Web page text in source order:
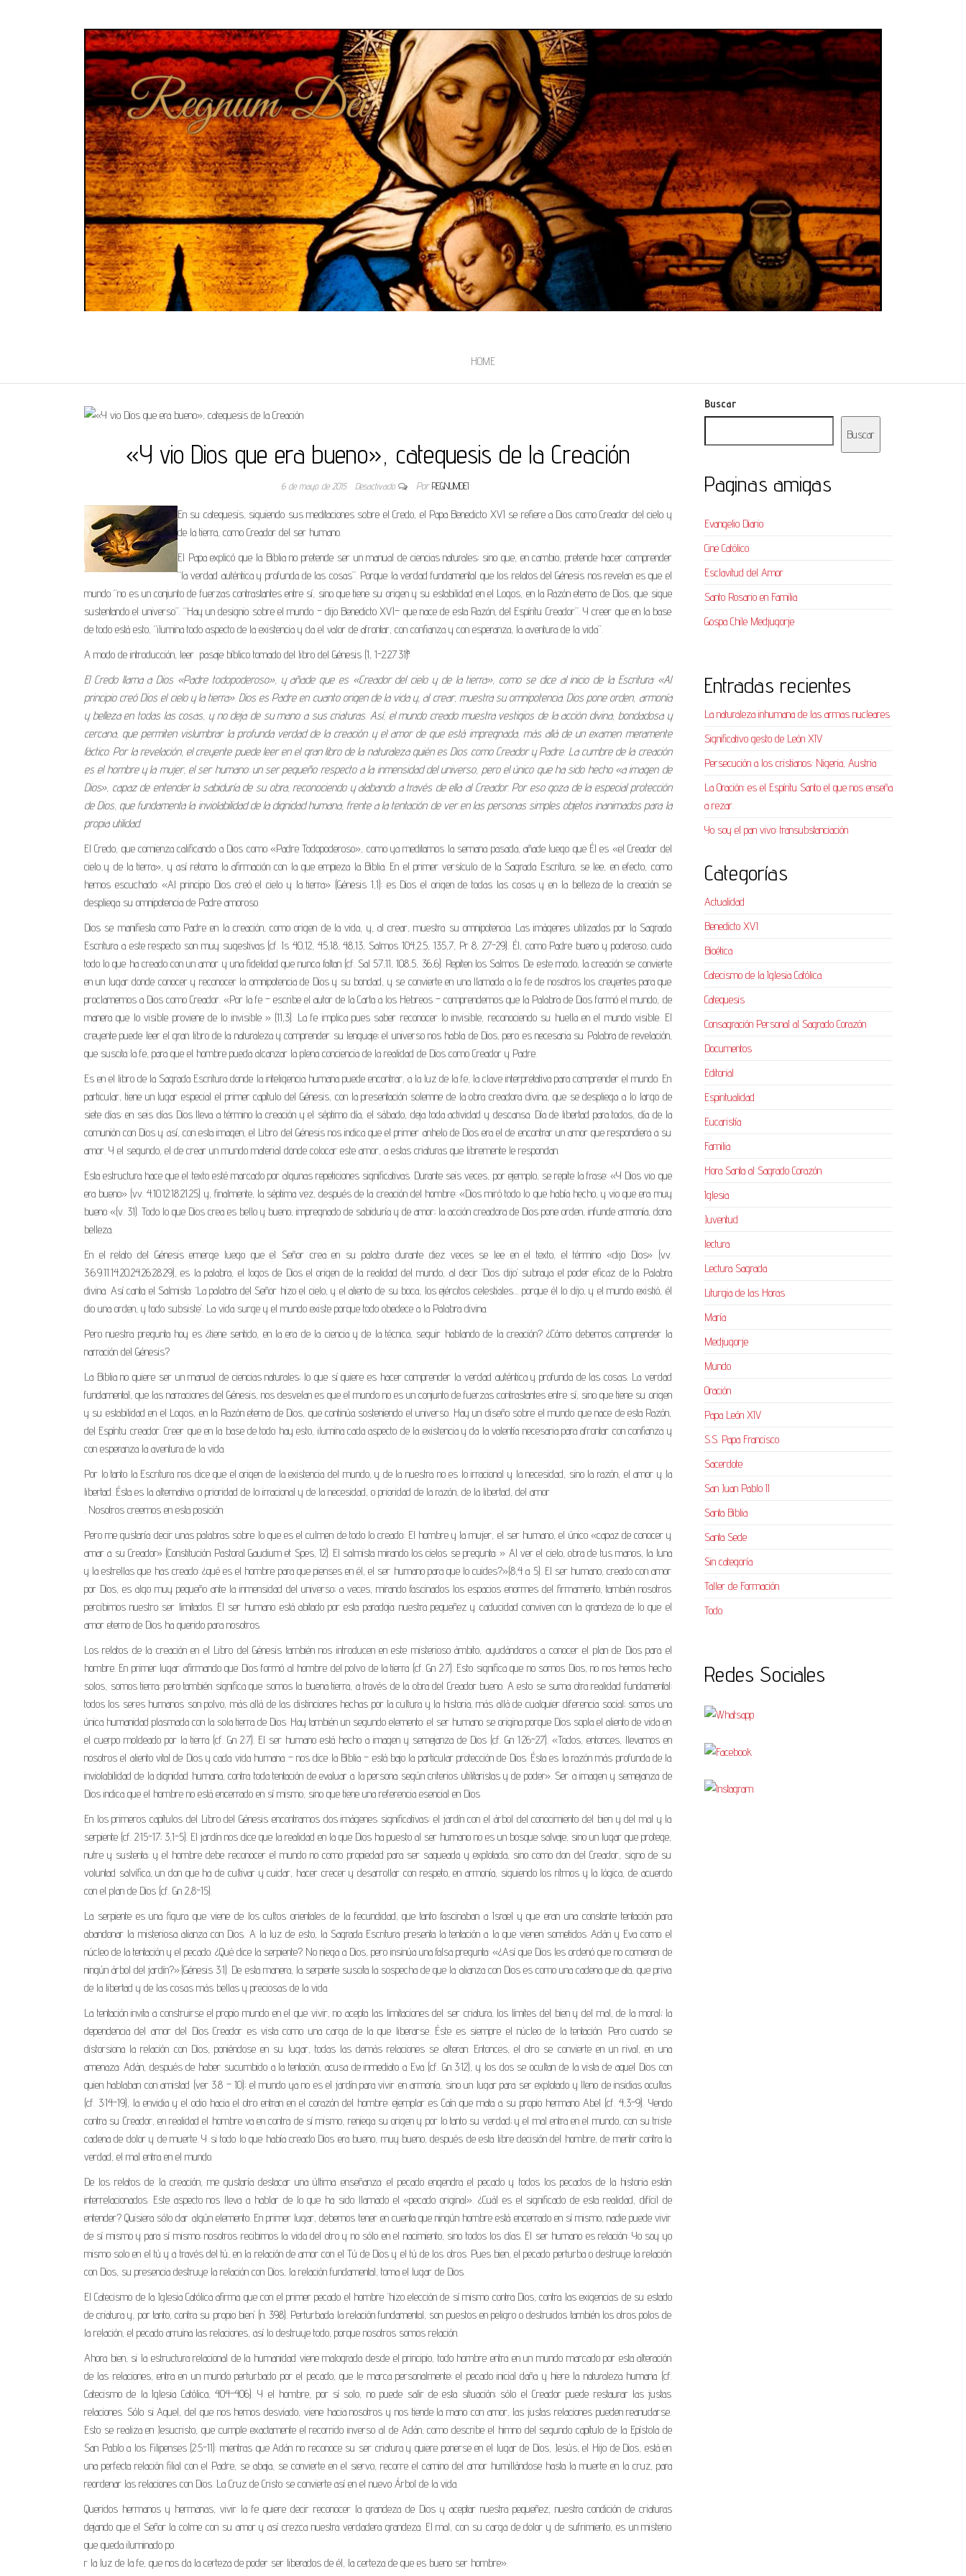
HOME
«Y vio Dios que era bueno», catequesis de la Creación
6 de mayo de 2015 Desactivado Por REGNUMDEI
En su catequesis, siguiendo sus meditaciones sobre el Credo, el Papa Benedicto XVI se refiere a Dios como Creador del cielo y
de la tierra, como Creador del ser humano.
El Papa explicó que la Biblia no pretende ser un manual de ciencias naturales; sino que, en cambio, pretende hacer comprender
“la verdad auténtica y profunda de las cosas”. Porque la verdad fundamental que los relatos del Génesis nos revelan es que el
mundo “no es un conjunto de fuerzas contrastantes entre sí, sino que tiene su origen y su estabilidad en el Logos, en la Razón eterna de Dios, que sigue
sustentando el universo”. “Hay un designio sobre el mundo – dijo Benedicto XVI– que nace de esta Razón, del Espíritu Creador”. Y creer que en la base
de todo está esto, “ilumina todo aspecto de la existencia y da el valor de afrontar, con confianza y con esperanza, la aventura de la vida”.
A modo de introducción, leer pasaje bíblico tomado del libro del Génesis (1, 1-2.27.31ª):
El Credo llama a Dios «Padre todopoderoso», y añade que es «Creador del cielo y de la tierra», como se dice al inicio de la Escritura: «Al
principio creó Dios el cielo y la tierra». Dios es Padre en cuanto origen de la vida y, al crear, muestra su omnipotencia. Dios pone orden, armonía
y belleza en todas las cosas, y no deja de su mano a sus criaturas. Así, el mundo creado muestra vestigios de la acción divina, bondadosa y
cercana, que permiten vislumbrar la profunda verdad de la creación y el amor de que está impregnada, más allá de un examen meramente
fáctico. Por la revelación, el creyente puede leer en el gran libro de la naturaleza quién es Dios como Creador y Padre. La cumbre de la creación
es el hombre y la mujer, el ser humano: un ser pequeño respecto a la inmensidad del universo, pero el único que ha sido hecho «a imagen de
Dios», capaz de entender la sabiduría de su obra, reconociendo y alabando a través de ella al Creador. Por eso goza de la especial protección
de Dios, que fundamenta la inviolabilidad de la dignidad humana, frente a la tentación de ver en las personas simples objetos inanimados para la
propia utilidad.
El Credo, que comienza calificando a Dios como «Padre Todopoderoso», como ya meditamos la semana pasada, añade luego que Él es «el Creador del
cielo y de la tierra», y así retoma la afirmación con la que empieza la Biblia. En el primer versículo de la Sagrada Escritura, se lee, en efecto, como
hemos escuchado: «Al principio Dios creó el cielo y la tierra» (Génesis 1,1): es Dios el origen de todas las cosas y en la belleza de la creación se
despliega su omnipotencia de Padre amoroso.
Dios se manifiesta como Padre en la creación, como origen de la vida, y, al crear, muestra su omnipotencia. Las imágenes utilizadas por la Sagrada
Escritura a este respecto son muy sugestivas (cf. Is 40,12, 45,18, 48,13, Salmos 104,2.5, 135,7, Pr 8, 27-29). Él, como Padre bueno y poderoso, cuida
todo lo que ha creado con un amor y una fidelidad que nunca faltan (cf. Sal 57,11, 108,5, 36,6). Repiten los Salmos. De este modo, la creación se convierte
en un lugar donde conocer y reconocer la omnipotencia de Dios y su bondad, y se convierte en una llamada a la fe de nosotros los creyentes para que
proclamemos a Dios como Creador. «Por la fe – escribe el autor de la Carta a los Hebreos – comprendemos que la Palabra de Dios formó el mundo, de
manera que lo visible proviene de lo invisible » (11,3). La fe implica pues saber reconocer lo invisible, reconociendo su huella en el mundo visible. El
creyente puede leer el gran libro de la naturaleza y comprender su lenguaje; el universo nos habla de Dios, pero es necesaria su Palabra de revelación,
que suscita la fe, para que el hombre pueda alcanzar la plena conciencia de la realidad de Dios como Creador y Padre.
Es en el libro de la Sagrada Escritura donde la inteligencia humana puede encontrar, a la luz de la fe, la clave interpretativa para comprender el mundo. En
particular, tiene un lugar especial el primer capítulo del Génesis, con la presentación solemne de la obra creadora divina, que se despliega a lo largo de
siete días: en seis días Dios lleva a término la creación y el séptimo día, el sábado, deja toda actividad y descansa. Día de libertad para todos, día de la
comunión con Dios y así, con esta imagen, el Libro del Génesis nos indica que el primer anhelo de Dios era el de encontrar un amor que respondiera a su
amor. Y el segundo, el de crear un mundo material donde colocar este amor, a estas criaturas que libremente le respondan.
Esta estructura hace que el texto esté marcado por algunas repeticiones significativas. Durante seis veces, por ejemplo, se repite la frase: «Y Dios vio que
era bueno» (vv. 4.10.12.18.21.25) y, finalmente, la séptima vez, después de la creación del hombre: «Dios miró todo lo que había hecho, y vio que era muy
bueno «(v. 31). Todo lo que Dios crea es bello y bueno, impregnado de sabiduría y de amor; la acción creadora de Dios pone orden, infunde armonía, dona
belleza.
En el relato del Génesis emerge luego que el Señor crea en su palabra: durante diez veces se lee en el texto, el término «dijo Dios» (vv.
3.6.9.11.14.20.24.26.28.29), es la palabra, el logos de Dios el origen de la realidad del mundo, al decir ‘Dios dijo’ subraya el poder eficaz de la Palabra
divina. Así canta el Salmista: ‘La palabra del Señor hizo el cielo, y el aliento de su boca, los ejércitos celestiales… porque él lo dijo, y el mundo existió, él
dio una orden, y todo subsiste’. La vida surge y el mundo existe porque todo obedece a la Palabra divina.
Pero nuestra pregunta hoy es ¿tiene sentido, en la era de la ciencia y de la técnica, seguir hablando de la creación? ¿Cómo debemos comprender la
narración del Génesis?
La Biblia no quiere ser un manual de ciencias naturales; lo que sí quiere es hacer comprender la verdad auténtica y profunda de las cosas. La verdad
fundamental, que las narraciones del Génesis, nos desvelan es que el mundo no es un conjunto de fuerzas contrastantes entre sí, sino que tiene su origen
y su estabilidad en el Logos, en la Razón eterna de Dios, que continúa sosteniendo el universo. Hay un diseño sobre el mundo que nace de esta Razón,
del Espíritu creador. Creer que en la base de todo hay esto, ilumina cada aspecto de la existencia y da la valentía necesaria para afrontar con confianza y
con esperanza la aventura de la vida.
Por lo tanto la Escritura nos dice que el origen de la existencia del mundo, y de la nuestra no es lo irracional y la necesidad, sino la razón, el amor y la
libertad. Ésta es la alternativa: o prioridad de lo irracional y de la necesidad, o prioridad de la razón, de la libertad, del amor
. Nosotros creemos en esta posición.
Pero me gustaría decir unas palabras sobre lo que es el culmen de todo lo creado: El hombre y la mujer, el ser humano, el único «capaz de conocer y
amar a su Creador» (Constitución Pastoral Gaudium et Spes, 12). El salmista mirando los cielos se pregunta: » Al ver el cielo, obra de tus manos, la luna
y la estrellas que has creado: ¿qué es el hombre para que pienses en él, el ser humano para que lo cuides?»(8,4 a 5). El ser humano, creado con amor
por Dios, es algo muy pequeño ante la inmensidad del universo; a veces, mirando fascinados los espacios enormes del firmamento, también nosotros
percibimos nuestro ser limitados. El ser humano está abitado por esta paradoja: nuestra pequeñez y caducidad conviven con la grandeza de lo que el
amor eterno de Dios ha querido para nosotros.
Los relatos de la creación en el Libro del Génesis también nos introducen en este misterioso ámbito, ayudándonos a conocer el plan de Dios para el
hombre. En primer lugar afirmando que Dios formó al hombre del polvo de la tierra (cf. Gn 2:7). Esto significa que no somos Dios, no nos hemos hecho
solos, somos tierra; pero también significa que somos la buena tierra, a través de la obra del Creador bueno. A esto se suma otra realidad fundamental:
todos los seres humanos son polvo, más allá de las distinciones hechas por la cultura y la historia, más allá de cualquier diferencia social; somos una
única humanidad plasmada con la sola tierra de Dios. Hay también un segundo elemento: el ser humano se origina porque Dios sopla el aliento de vida en
el cuerpo moldeado por la tierra (cf. Gn 2:7). El ser humano está hecho a imagen y semejanza de Dios (cf. Gn 1:26-27). «Todos, entonces, llevamos en
nosotros el aliento vital de Dios y cada vida humana – nos dice la Biblia – está bajo la particular protección de Dios. Ésta es la razón más profunda de la
inviolabilidad de la dignidad humana, contra toda tentación de evaluar a la persona según criterios utilitaristas y de poder». Ser a imagen y semejanza de
Dios indica que el hombre no está encerrado en sí mismo, sino que tiene una referencia esencial en Dios
En los primeros capítulos del Libro del Génesis encontramos dos imágenes significativas: el jardín con el árbol del conocimiento del bien y del mal y la
serpiente (cf. 2:15-17; 3,1-5). El jardín nos dice que la realidad en la que Dios ha puesto al ser humano no es un bosque salvaje, sino un lugar que protege,
nutre y sustenta; y el hombre debe reconocer el mundo no como propiedad para ser saqueada y explotada, sino como don del Creador, signo de su
voluntad salvífica, un don que ha de cultivar y cuidar, hacer crecer y desarrollar con respeto, en armonía, siguiendo los ritmos y la lógica, de acuerdo
con el plan de Dios (cf. Gn 2,8-15).
La serpiente es una figura que viene de los cultos orientales de la fecundidad, que tanto fascinaban a Israel y que eran una constante tentación para
abandonar la misteriosa alianza con Dios. A la luz de esto, la Sagrada Escritura presenta la tentación a la que vienen sometidos Adán y Eva como el
núcleo de la tentación y el pecado. ¿Qué dice la serpiente? No niega a Dios, pero insinúa una falsa pregunta: «¿Así que Dios les ordenó que no comieran de
ningún árbol del jardín?».(Génesis 3:1). De esta manera, la serpiente suscita la sospecha de que la alianza con Dios es como una cadena que ata, que priva
de la libertad y de las cosas más bellas y preciosas de la vida.
La tentación invita a construirse el propio mundo en el que vivir, no acepta las limitaciones del ser criatura, los límites del bien y del mal, de la moral; la
dependencia del amor del Dios Creador es vista como una carga de la que liberarse. Éste es siempre el núcleo de la tentación. Pero cuando se
distorsiona la relación con Dios, poniéndose en su lugar, todas las demás relaciones se alteran. Entonces, el otro se convierte en un rival, en una
amenaza: Adán, después de haber sucumbido a la tentación, acusa de inmediato a Eva (cf. Gn 3:12), y los dos se ocultan de la vista de aquel Dios con
quien hablaban con amistad (ver 3.8 – 10); el mundo ya no es el jardín para vivir en armonía, sino un lugar para ser explotado y lleno de insidias ocultas
(cf. 3:14-19), la envidia y el odio hacia el otro entran en el corazón del hombre: ejemplar es Caín que mata a su propio hermano Abel (cf. 4,3-9). Yendo
contra su Creador, en realidad el hombre va en contra de sí mismo, reniega su origen y por lo tanto su verdad; y el mal entra en el mundo, con su triste
cadena de dolor y de muerte. Y si todo lo que había creado Dios era bueno, muy bueno, después de esta libre decisión del hombre, de mentir contra la
verdad, el mal entra en el mundo.
De los relatos de la creación, me gustaría destacar una última enseñanza: el pecado engendra el pecado y todos los pecados de la historia están
interrelacionados. Este aspecto nos lleva a hablar de lo que ha sido llamado el «pecado original». ¿Cuál es el significado de esta realidad, difícil de
entender? Quisiera sólo dar algún elemento. En primer lugar, debemos tener en cuenta que ningún hombre está encerrado en sí mismo, nadie puede vivir
de sí mismo y para sí mismo; nosotros recibimos la vida del otro y no sólo en el nacimiento, sino todos los días. El ser humano es relación: Yo soy yo
mismo solo en el tú y a través del tú, en la relación de amor con el Tú de Dios y el tú de los otros. Pues bien, el pecado perturba o destruye la relación
con Dios, su presencia destruye la relación con Dios, la relación fundamental, toma el lugar de Dios.
El Catecismo de la Iglesia Católica afirma que con el primer pecado el hombre ‘hizo elección de sí mismo contra Dios, contra las exigencias de su estado
de criatura y, por tanto, contra su propio bien’ (n. 398). Perturbada la relación fundamental, son puestos en peligro o destruidos también los otros polos de
la relación, el pecado arruina las relaciones, así lo destruye todo, porque nosotros somos relación.
Ahora bien, si la estructura relacional de la humanidad viene malograda desde el principio, todo hombre entra en un mundo marcado por esta alteración
de las relaciones, entra en un mundo perturbado por el pecado, que le marca personalmente; el pecado inicial daña y hiere la naturaleza humana (cf.
Catecismo de la Iglesia Católica, 404-406). Y el hombre, por sí solo, no puede salir de esta situación; sólo el Creador puede restaurar las justas
relaciones. Sólo si Aquel, del que nos hemos desviado, viene hacia nosotros y nos tiende la mano con amor, las justas relaciones pueden reanudarse.
Esto se realiza en Jesucristo, que cumple exactamente el recorrido inverso al de Adán, como describe el himno del segundo capítulo de la Epístola de
San Pablo a los Filipenses (2:5-11): mientras que Adán no reconoce su ser criatura y quiere ponerse en el lugar de Dios, Jesús, el Hijo de Dios, está en
una perfecta relación filial con el Padre, se abaja, se convierte en el siervo, recorre el camino del amor humillándose hasta la muerte en la cruz, para
reordenar las relaciones con Dios. La Cruz de Cristo se convierte así en el nuevo Árbol de la vida.
Queridos hermanos y hermanas, vivir la fe quiere decir reconocer la grandeza de Dios y aceptar nuestra pequeñez, nuestra condición de criaturas
dejando que el Señor la colme con su amor y así crezca nuestra verdadera grandeza. El mal, con su carga de dolor y de sufrimiento, es un misterio
que queda iluminado po
r la luz de la fe, que nos da la certeza de poder ser liberados de él, la certeza de que es bueno ser hombre».
Buscar
Buscar
Paginas amigas
Evangelio Diario
Cine Católico
Esclavitud del Amor
Santo Rosario en Familia
Gospa Chile Medjugorje
Entradas recientes
La naturaleza inhumana de las armas nucleares
Significativo gesto de León XIV
Persecución a los cristianos: Nigeria, Austria
La Oración: es el Espíritu Santo el que nos enseña
a rezar.
Yo soy el pan vivo: transubstanciación
Categorías
Actualidad
Benedicto XVI
Bioética
Catecismo de la Iglesia Católica
Catequesis
Consagración Personal al Sagrado Corazón
Documentos
Editorial
Espiritualidad
Eucaristía
Familia
Hora Santa al Sagrado Corazón
Iglesia
Juventud
lectura
Lectura Sagrada
Liturgia de las Horas
María
Medjugorje
Mundo
Oración
Papa León XIV
S.S. Papa Francisco
Sacerdote
San Juan Pablo II
Santa Biblia
Santa Sede
Sin categoría
Taller de Formación
Todo
Redes Sociales